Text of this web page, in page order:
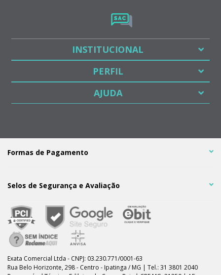
INSTITUCIONAL
PERFIL
AJUDA
Formas de Pagamento
Selos de Segurança e Avaliação
Exata Comercial Ltda - CNPJ: 03.230.771/0001-63
Rua Belo Horizonte, 298 - Centro - Ipatinga / MG | Tel.: 31 3801 2040